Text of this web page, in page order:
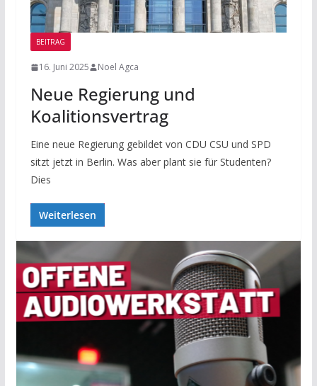
BEITRAG
16. Juni 2025 Noel Agca
Neue Regierung und
Koalitionsvertrag
Eine neue Regierung gebildet von CDU CSU und SPD
sitzt jetzt in Berlin. Was aber plant sie für Studenten?
Dies
Weiterlesen